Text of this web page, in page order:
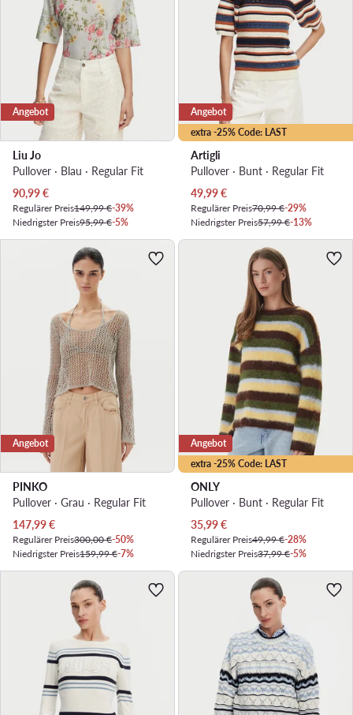
Angebot
Liu Jo
Pullover · Blau · Regular Fit
Aktueller Preis
90,99€
Regulärer Preis149,99 €-39%
Niedrigster Preis95,99 €-5%
extra -25% Code: LAST
Angebot
Artigli
Pullover · Bunt · Regular Fit
Aktueller Preis
49,99€
Regulärer Preis70,99 €-29%
Niedrigster Preis57,99 €-13%
Angebot
PINKO
Pullover · Grau · Regular Fit
Aktueller Preis
147,99€
Regulärer Preis300,00 €-50%
Niedrigster Preis159,99 €-7%
extra -25% Code: LAST
Angebot
ONLY
Pullover · Bunt · Regular Fit
Aktueller Preis
35,99€
Regulärer Preis49,99 €-28%
Niedrigster Preis37,99 €-5%